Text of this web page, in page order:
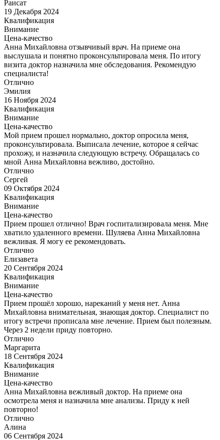
Раисат
19 Декабря 2024
Квалификация
Внимание
Цена-качество
Анна Михайловна отзывчивый врач. На приеме она
выслушала и понятно проконсультировала меня. По итогу
визита доктор назначила мне обследования. Рекомендую
специалиста!
Отлично
Эмилия
16 Ноября 2024
Квалификация
Внимание
Цена-качество
Мой прием прошел нормально, доктор опросила меня,
проконсультировала. Выписала лечение, которое я сейчас
прохожу, и назначила следующую встречу. Обращалась со
мной Анна Михайловна вежливо, достойно.
Отлично
Сергей
09 Октября 2024
Квалификация
Внимание
Цена-качество
Прием прошел отлично! Врач госпитализировала меня. Мне
хватило удаленного времени. Шуляева Анна Михайловна
вежливая. Я могу ее рекомендовать.
Отлично
Елизавета
20 Сентября 2024
Квалификация
Внимание
Цена-качество
Прием прошёл хорошо, нареканий у меня нет. Анна
Михайловна внимательная, знающая доктор. Специалист по
итогу встречи прописала мне лечение. Прием был полезным.
Через 2 недели приду повторно.
Отлично
Маргарита
18 Сентября 2024
Квалификация
Внимание
Цена-качество
Анна Михайловна вежливый доктор. На приеме она
осмотрела меня и назначила мне анализы. Приду к ней
повторно!
Отлично
Алина
06 Сентября 2024